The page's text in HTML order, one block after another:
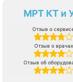
МРТ КТ и
Отзыв о
Отзыв о врачах
Отзыв об